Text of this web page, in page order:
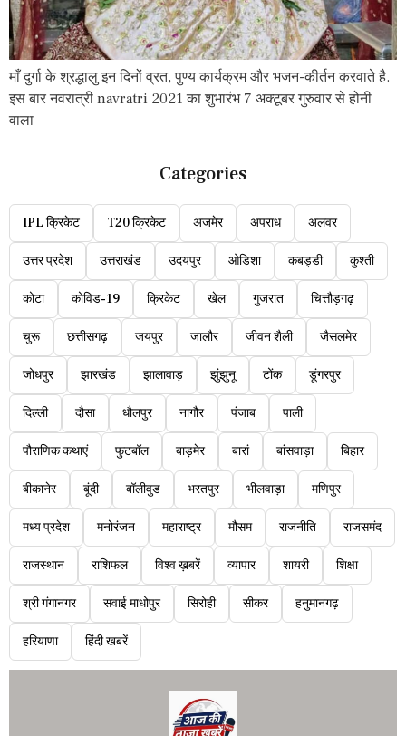
माँ दुर्गा के श्रद्धालु इन दिनों व्रत, पुण्य कार्यक्रम और भजन-कीर्तन करवाते है.
इस बार नवरात्री navratri 2021 का शुभारंभ 7 अक्टूबर गुरुवार से होनी
वाला
Categories
IPL क्रिकेट T20 क्रिकेट अजमेर अपराध अलवर
उत्तर प्रदेश उत्तराखंड उदयपुर ओडिशा कबड्डी कुश्ती
कोटा कोविड-19 क्रिकेट खेल गुजरात चित्तौड़गढ़
चुरू छत्तीसगढ़ जयपुर जालौर जीवन शैली जैसलमेर
जोधपुर झारखंड झालावाड़ झुंझुनू टोंक डूंगरपुर
दिल्ली दौसा धौलपुर नागौर पंजाब पाली
पौराणिक कथाएं फुटबॉल बाड़मेर बारां बांसवाड़ा बिहार
बीकानेर बूंदी बॉलीवुड भरतपुर भीलवाड़ा मणिपुर
मध्य प्रदेश मनोरंजन महाराष्ट्र मौसम राजनीति राजसमंद
राजस्थान राशिफल विश्व ख़बरें व्यापार शायरी शिक्षा
श्री गंगानगर सवाई माधोपुर सिरोही सीकर हनुमानगढ़
हरियाणा हिंदी खबरें